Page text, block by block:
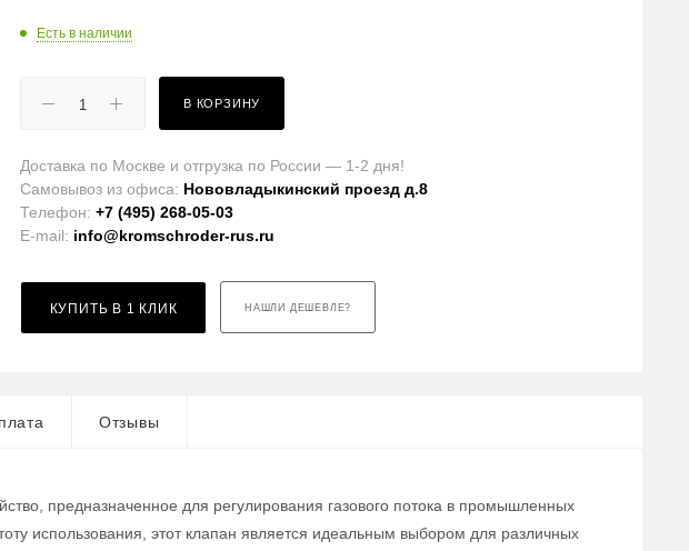
Есть в наличии
В КОРЗИНУ
Доставка по Москве и отгрузка по России — 1-2 дня!
Самовывоз из офиса: Нововладыкинский проезд д.8
Телефон:+7 (495) 268-05-03
E-mail: info@kromschroder-rus.ru
КУПИТЬ В 1 КЛИК НАШЛИ ДЕШЕВЛЕ?
Отзывы
предназначенное для регулирования газового потока в промышленных
использования, этот клапан является идеальным выбором для различных